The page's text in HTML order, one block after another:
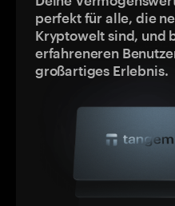
perfekt für alle, die
Kryptowelt sind, und
erfahreneren
großartiges Erlebnis.